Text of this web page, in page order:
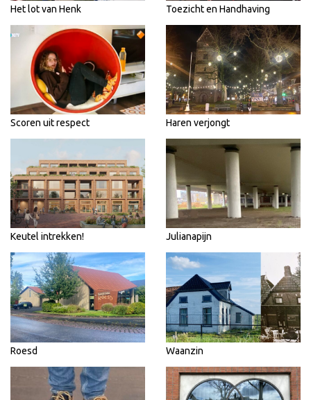
Het lot van Henk Toezicht en Handhaving
Scoren uit respect Haren verjongt
Keutel intrekken! Julianapijn
Roesd Waanzin